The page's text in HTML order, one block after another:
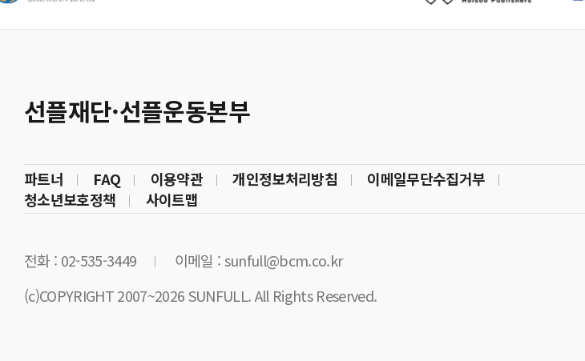
선플재단·선플운동본부
파트너 FAQ 이용약관 개인정보처리방침
이메일무단수집거부
청소년보호정책
사이트맵
전화 : 02-535-3449
이메일 : sunfull@bcm.co.kr
(c)COPYRIGHT 2007~2026 SUNFULL. All Rights Reserved.